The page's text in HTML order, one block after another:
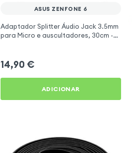
ASUS ZENFONE 6
Adaptador Splitter Áudio Jack 3.5mm
para Micro e auscultadores, 30cm -
14,90 €
ADICIONAR